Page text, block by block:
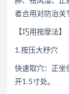
者合用对防治关
【巧用按摩法】
1.按压大杼穴
快速取穴：正坐
开1.5寸处。